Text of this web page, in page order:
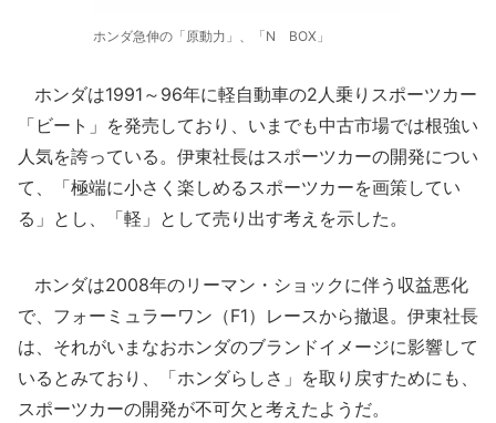
ホンダ急伸の「原動力」、「N BOX」
ホンダは1991～96年に軽自動車の2人乗りスポーツカー
「ビート」を発売しており、いまでも中古市場では根強い
人気を誇っている。伊東社長はスポーツカーの開発につい
て、「極端に小さく楽しめるスポーツカーを画策してい
る」とし、「軽」として売り出す考えを示した。
ホンダは2008年のリーマン・ショックに伴う収益悪化
で、フォーミュラーワン（F1）レースから撤退。伊東社長
は、それがいまなおホンダのブランドイメージに影響して
いるとみており、「ホンダらしさ」を取り戻すためにも、
スポーツカーの開発が不可欠と考えたようだ。